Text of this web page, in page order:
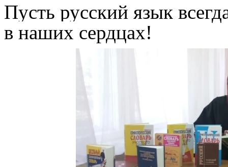
Пусть русский язык
в наших сердцах!